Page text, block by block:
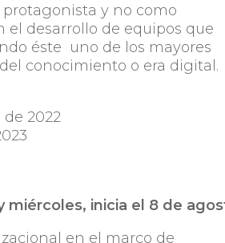
y no como
el desarrollo de equipos que
éste uno de los mayores
conocimiento o era digital.
2022
miércoles, inicia el 8 de
en el marco de